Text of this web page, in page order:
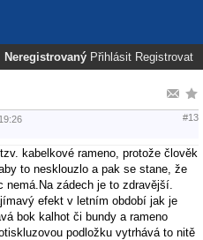
Neregistrovaný Přihlásit Registrovat
19:26 #13
kabelkové rameno, protože člověk
to nesklouzlo a pak se stane, že
zádech je to zdravější.
efekt v letním období jak je
bok kalhot či bundy a rameno
podložku vytrhává to nitě